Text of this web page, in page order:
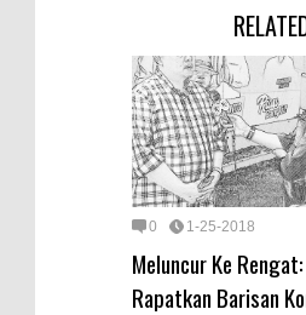
0 1-25-2018
Meluncur Ke
Rapatkan Barisan